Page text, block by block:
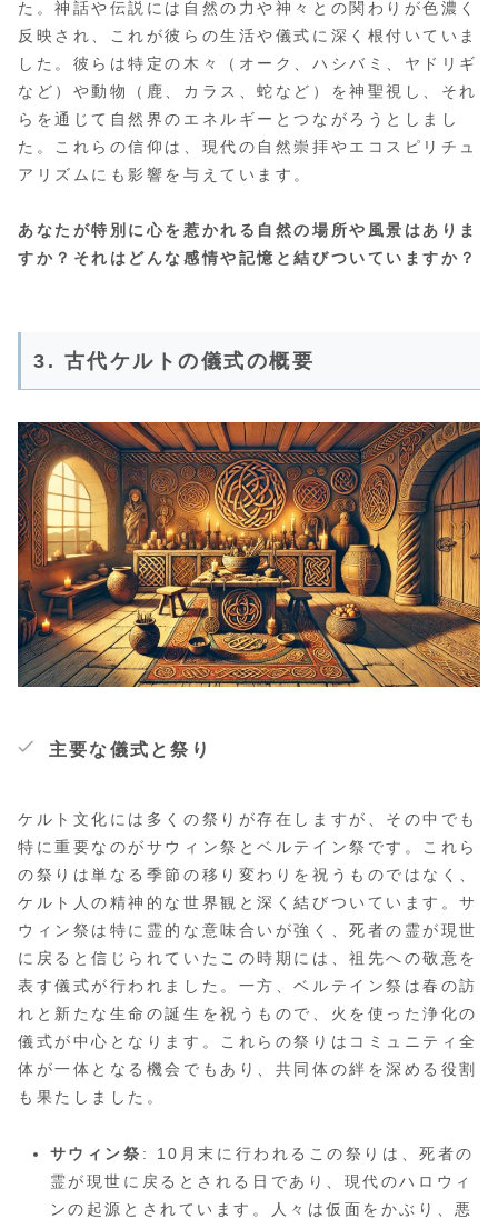
た。神話や伝説には自然の力や神々との関わりが色濃く
反映され、これが彼らの生活や儀式に深く根付いていま
した。彼らは特定の木々（オーク、ハシバミ、ヤドリギ
など）や動物（鹿、カラス、蛇など）を神聖視し、それ
らを通じて自然界のエネルギーとつながろうとしまし
た。これらの信仰は、現代の自然崇拝やエコスピリチュ
アリズムにも影響を与えています。
あなたが特別に心を惹かれる自然の場所や風景はありま
すか？それはどんな感情や記憶と結びついていますか？
3. 古代ケルトの儀式の概要
主要な儀式と祭り
ケルト文化には多くの祭りが存在しますが、その中でも
特に重要なのがサウィン祭とベルテイン祭です。これら
の祭りは単なる季節の移り変わりを祝うものではなく、
ケルト人の精神的な世界観と深く結びついています。サ
ウィン祭は特に霊的な意味合いが強く、死者の霊が現世
に戻ると信じられていたこの時期には、祖先への敬意を
表す儀式が行われました。一方、ベルテイン祭は春の訪
れと新たな生命の誕生を祝うもので、火を使った浄化の
儀式が中心となります。これらの祭りはコミュニティ全
体が一体となる機会でもあり、共同体の絆を深める役割
も果たしました。
サウィン祭 : 10月末に行われるこの祭りは、死者の
霊が現世に戻るとされる日であり、現代のハロウィ
ンの起源とされています。人々は仮面をかぶり、悪